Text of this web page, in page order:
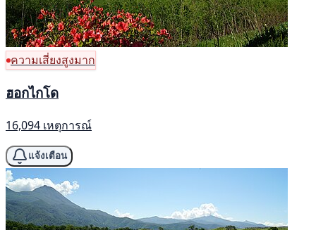
ความเสี่ยงสูงมาก
ฮอกไกโด
16,094 เหตุการณ์
แจ้งเตือน